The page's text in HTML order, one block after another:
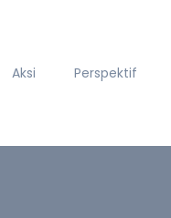
Aksi Perspektif